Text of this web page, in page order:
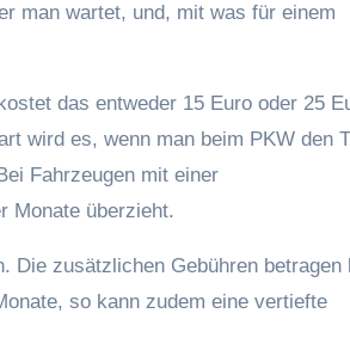
man wartet, und, mit was für einem
das entweder 15 Euro oder 25
wird es, wenn man beim PKW den
Fahrzeugen mit einer
Monate überzieht.
Die zusätzlichen Gebühren betragen
so kann zudem eine vertiefte